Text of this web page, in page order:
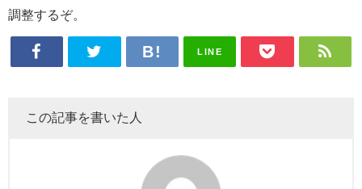
調整するぞ。
LINE
この記事を書いた人